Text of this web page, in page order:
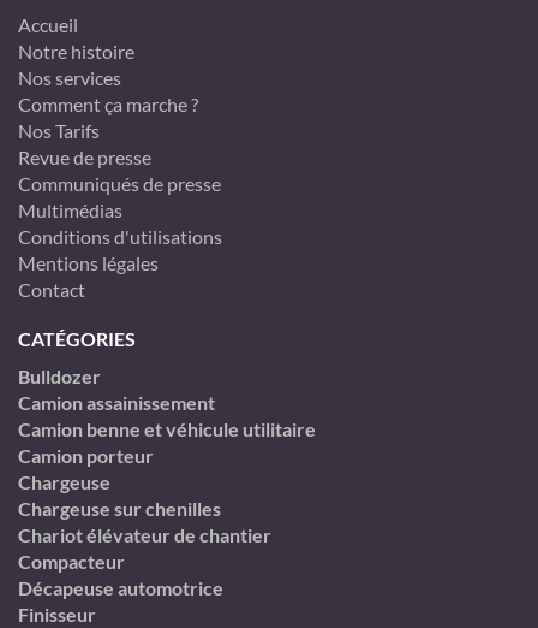
Accueil
Notre histoire
Nos services
Comment ça marche ?
Nos Tarifs
Revue de presse
Communiqués de presse
Multimédias
Conditions d'utilisations
Mentions légales
Contact
CATÉGORIES
Bulldozer
Camion assainissement
Camion benne et véhicule utilitaire
Camion porteur
Chargeuse
Chargeuse sur chenilles
Chariot élévateur de chantier
Compacteur
Décapeuse automotrice
Finisseur